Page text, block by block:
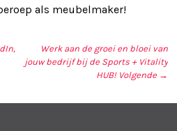
als meubelmaker!
Werk aan de groei en bloei van
jouw bedrijf bij de Sports + Vitality
HUB! Volgende →